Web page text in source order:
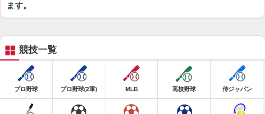
ます。
競技一覧
プロ野球 プロ野球(2軍) MLB 高校野球 侍ジャパン